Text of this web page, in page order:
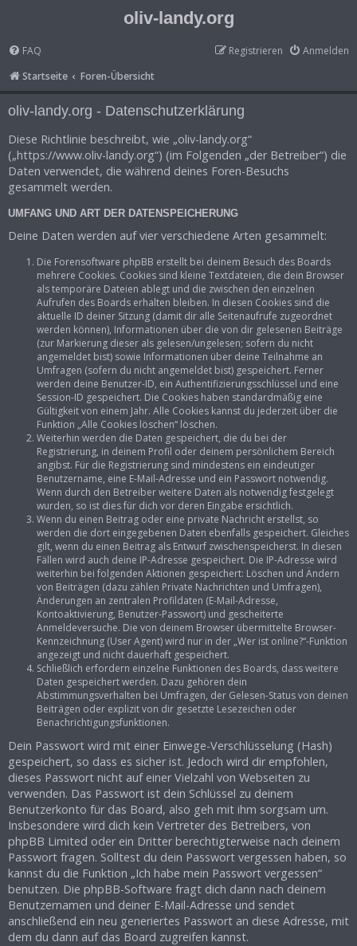
oliv-landy.org
FAQ Anmelden
Registrieren
Startseite
Foren-Übersicht
oliv-landy.org - Datenschutzerklärung
Diese Richtlinie beschreibt, wie „oliv-landy.org“
(„https://www.oliv-landy.org“) (im Folgenden „der Betreiber“) die
Daten verwendet, die während deines Foren-Besuchs
gesammelt werden.
UMFANG UND ART DER DATENSPEICHERUNG
Deine Daten werden auf vier verschiedene Arten gesammelt:
Die Forensoftware phpBB erstellt bei deinem Besuch des Boards
mehrere Cookies. Cookies sind kleine Textdateien, die dein Browser
als temporäre Dateien ablegt und die zwischen den einzelnen
Aufrufen des Boards erhalten bleiben. In diesen Cookies sind die
aktuelle ID deiner Sitzung (damit dir alle Seitenaufrufe zugeordnet
werden können), Informationen über die von dir gelesenen Beiträge
(zur Markierung dieser als gelesen/ungelesen; sofern du nicht
angemeldet bist) sowie Informationen über deine Teilnahme an
Umfragen (sofern du nicht angemeldet bist) gespeichert. Ferner
werden deine Benutzer-ID, ein Authentifizierungsschlüssel und eine
Session-ID gespeichert. Die Cookies haben standardmäßig eine
Gültigkeit von einem Jahr. Alle Cookies kannst du jederzeit über die
Funktion „Alle Cookies löschen“ löschen.
Weiterhin werden die Daten gespeichert, die du bei der
Registrierung, in deinem Profil oder deinem persönlichem Bereich
angibst. Für die Registrierung sind mindestens ein eindeutiger
Benutzername, eine E-Mail-Adresse und ein Passwort notwendig.
Wenn durch den Betreiber weitere Daten als notwendig festgelegt
wurden, so ist dies für dich vor deren Eingabe ersichtlich.
Wenn du einen Beitrag oder eine private Nachricht erstellst, so
werden die dort eingegebenen Daten ebenfalls gespeichert. Gleiches
gilt, wenn du einen Beitrag als Entwurf zwischenspeicherst. In diesen
Fällen wird auch deine IP-Adresse gespeichert. Die IP-Adresse wird
weiterhin bei folgenden Aktionen gespeichert: Löschen und Ändern
von Beiträgen (dazu zählen Private Nachrichten und Umfragen),
Änderungen an zentralen Profildaten (E-Mail-Adresse,
Kontoaktivierung, Benutzer-Passwort) und gescheiterte
Anmeldeversuche. Die von deinem Browser übermittelte Browser-
Kennzeichnung (User Agent) wird nur in der „Wer ist online?“-Funktion
angezeigt und nicht dauerhaft gespeichert.
Schließlich erfordern einzelne Funktionen des Boards, dass weitere
Daten gespeichert werden. Dazu gehören dein
Abstimmungsverhalten bei Umfragen, der Gelesen-Status von deinen
Beiträgen oder explizit von dir gesetzte Lesezeichen oder
Benachrichtigungsfunktionen.
Dein Passwort wird mit einer Einwege-Verschlüsselung (Hash)
gespeichert, so dass es sicher ist. Jedoch wird dir empfohlen,
dieses Passwort nicht auf einer Vielzahl von Webseiten zu
verwenden. Das Passwort ist dein Schlüssel zu deinem
Benutzerkonto für das Board, also geh mit ihm sorgsam um.
Insbesondere wird dich kein Vertreter des Betreibers, von
phpBB Limited oder ein Dritter berechtigterweise nach deinem
Passwort fragen. Solltest du dein Passwort vergessen haben, so
kannst du die Funktion „Ich habe mein Passwort vergessen“
benutzen. Die phpBB-Software fragt dich dann nach deinem
Benutzernamen und deiner E-Mail-Adresse und sendet
anschließend ein neu generiertes Passwort an diese Adresse, mit
dem du dann auf das Board zugreifen kannst.